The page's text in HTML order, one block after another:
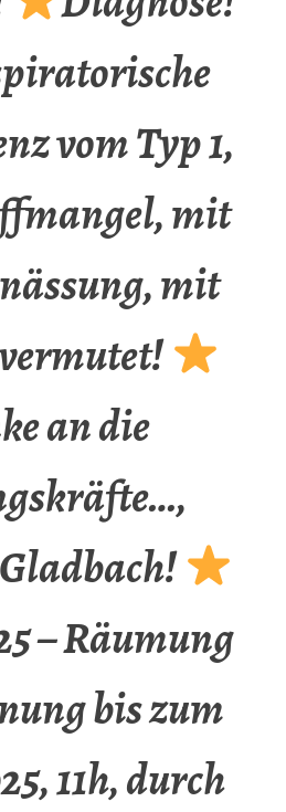
vom Typ 1,
mit
mit
an die
– Räumung
bis zum
11h, durch